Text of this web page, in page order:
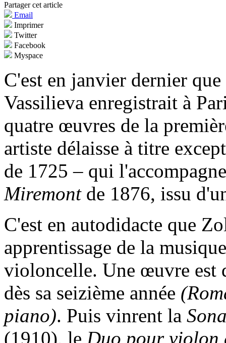
Partager cet article
Email
Imprimer
Twitter
Facebook
Myspace
C'est en janvier dernier
Vassilieva enregistrait à
quatre œuvres de la
artiste délaisse à titre
de 1725 – qui
Miremont de 1876, issu
C'est en autodidacte que
apprentissage de la
violoncelle. Une œuvre est
dès sa seizième année
piano). Puis vinrent la
(1910), le Duo pour violon